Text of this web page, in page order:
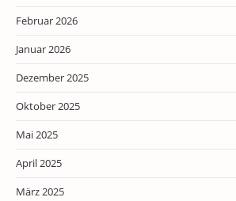
Februar 2026
Januar 2026
Dezember 2025
Oktober 2025
Mai 2025
April 2025
März 2025